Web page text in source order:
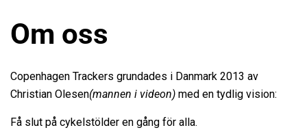
FÖR DIG
FÖR FÖRETAG
Om oss
Copenhagen Trackers grundades i Danmark 2013 av
Christian Olesen(mannen i videon) med en tydlig vision:
Få slut på cykelstölder en gång för alla.